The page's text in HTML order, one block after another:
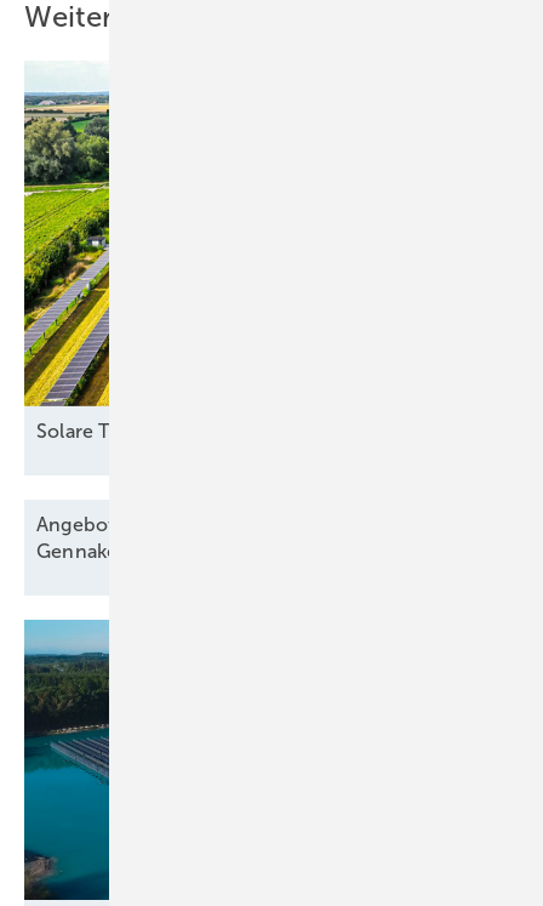
Weitere Inhalte
SolareTrackeranlage
Angebote für Windparkbau senken Vergütung,
Gennaker